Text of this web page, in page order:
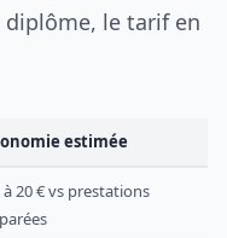
le tarif en
estimée
à 20 € vs prestations